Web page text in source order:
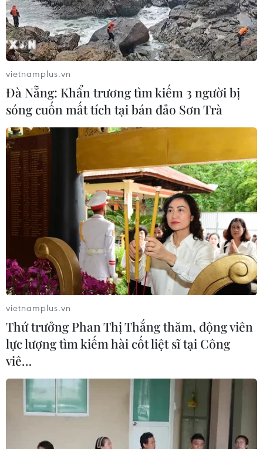
TIN CÙNG CHUYÊN MỤC
Tổng thống Iran nhấn mạnh Tehran
vietnamplus.vn
Đà Nẵng: Khẩn trương tìm kiếm 3 người bị
sóng cuốn mất tích tại bán đảo Sơn Trà
vietnamplus.vn
Thứ trưởng Phan Thị Thắng thăm, động viên
lực lượng tìm kiếm hài cốt liệt sĩ tại Công
viê…